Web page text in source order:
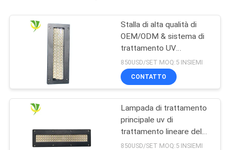
Stalla di alta qualità di
OEM/ODM & sistema di
trattamento UV
raffreddato ad acqua
sicuro di raffreddamento
ad acqua LED per la
offset
850USD/SET MOQ:5 INSIEMI
CONTATTO
Lampada di trattamento
principale uv di
trattamento lineare del
sistema 365nm 395nm
850USD/SET MOQ:5 INSIEMI